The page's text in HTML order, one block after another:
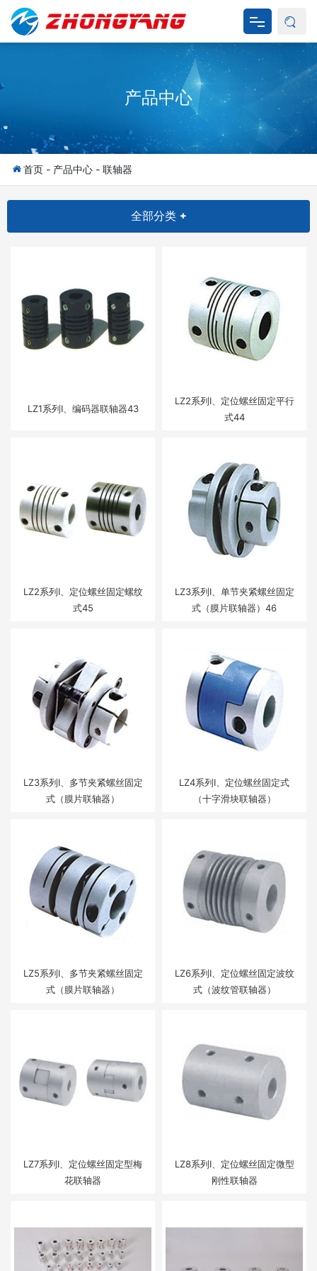
产品中心
新闻资讯
产品中心
首页 - 产品中心 - 联轴器
全部分类 +
LZ1系列Ⅰ、编码器联轴器43
LZ2系列Ⅰ、定位螺丝固定平行
式44
LZ2系列Ⅰ、定位螺丝固定螺纹
式45
LZ3系列Ⅰ、单节夹紧螺丝固定
式（膜片联轴器）46
LZ3系列Ⅰ、多节夹紧螺丝固定
式（膜片联轴器）
LZ4系列Ⅰ、定位螺丝固定式
（十字滑块联轴器）
LZ5系列Ⅰ、多节夹紧螺丝固定
式（膜片联轴器）
LZ6系列Ⅰ、定位螺丝固定波纹
式（波纹管联轴器）
LZ7系列Ⅰ、定位螺丝固定型梅
花联轴器
LZ8系列Ⅰ、定位螺丝固定微型
刚性联轴器